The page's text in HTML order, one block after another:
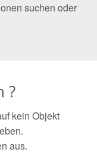
suchen oder
?
kein Objekt
aus.